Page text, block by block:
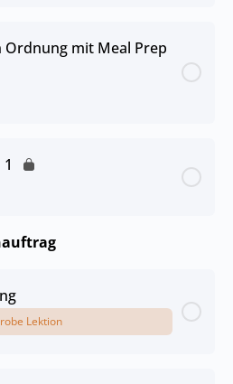
Ordnung mit Meal Prep
Lektion